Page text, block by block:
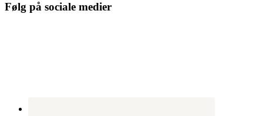
Følg på sociale medier